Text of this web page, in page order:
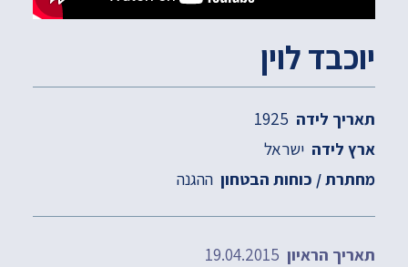
יוכבד לוין
תאריך לידה
ארץ לידה ישראל
מחתרת / כוחות הבטחון ההגנה
תאריך הראיון